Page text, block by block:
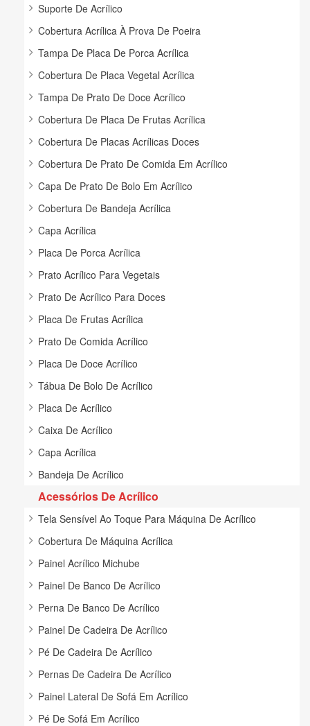
Suporte De Acrílico
Cobertura Acrílica À Prova De Poeira
Tampa De Placa De Porca Acrílica
Cobertura De Placa Vegetal Acrílica
Tampa De Prato De Doce Acrílico
Cobertura De Placa De Frutas Acrílica
Cobertura De Placas Acrílicas Doces
Cobertura De Prato De Comida Em Acrílico
Capa De Prato De Bolo Em Acrílico
Cobertura De Bandeja Acrílica
Capa Acrílica
Placa De Porca Acrílica
Prato Acrílico Para Vegetais
Prato De Acrílico Para Doces
Placa De Frutas Acrílica
Prato De Comida Acrílico
Placa De Doce Acrílico
Tábua De Bolo De Acrílico
Placa De Acrílico
Caixa De Acrílico
Capa Acrílica
Bandeja De Acrílico
Acessórios De Acrílico
Tela Sensível Ao Toque Para Máquina De Acrílico
Cobertura De Máquina Acrílica
Painel Acrílico Michube
Painel De Banco De Acrílico
Perna De Banco De Acrílico
Painel De Cadeira De Acrílico
Pé De Cadeira De Acrílico
Pernas De Cadeira De Acrílico
Painel Lateral De Sofá Em Acrílico
Pé De Sofá Em Acrílico